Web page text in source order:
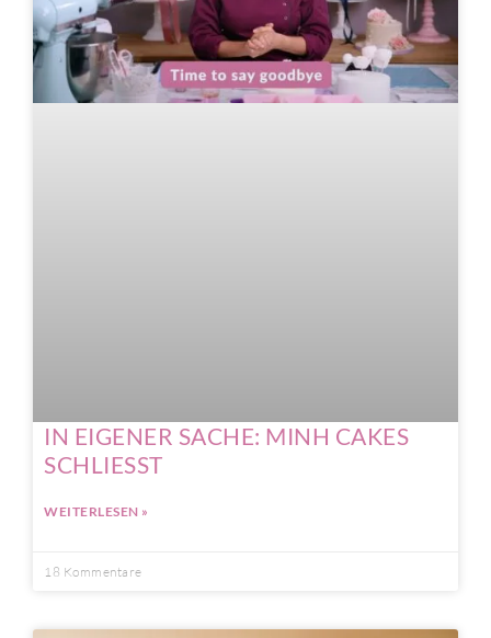
IN EIGENER SACHE: MINH CAKES
SCHLIESST
WEITERLESEN »
18 Kommentare